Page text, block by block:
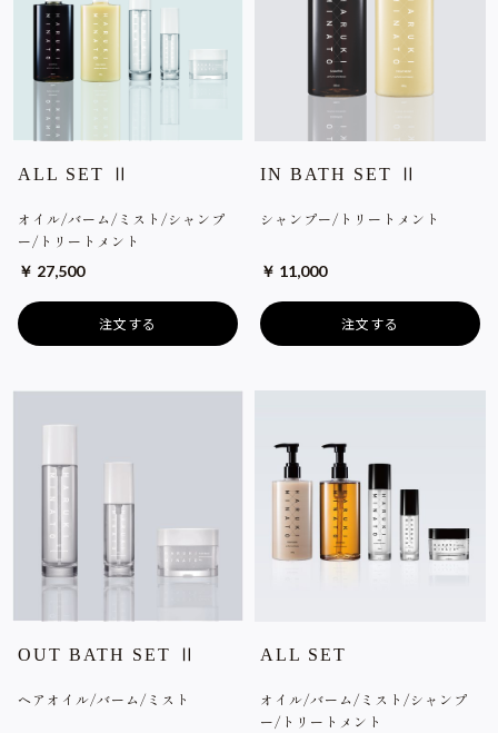
ALL SET Ⅱ
オイル/バーム/ミスト/シャンプ
ー/トリートメント
￥ 27,500
注文する
IN BATH SET Ⅱ
シャンプー/トリートメント
￥ 11,000
注文する
OUT BATH SET Ⅱ
ヘアオイル/バーム/ミスト
ALL SET
オイル/バーム/ミスト/シャンプ
ー/トリートメント